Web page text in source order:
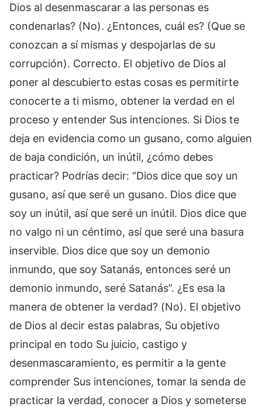
Dios al desenmascarar a las personas es
condenarlas? (No). ¿Entonces, cuál es? (Que se
conozcan a sí mismas y despojarlas de su
corrupción). Correcto. El objetivo de Dios al
poner al descubierto estas cosas es permitirte
conocerte a ti mismo, obtener la verdad en el
proceso y entender Sus intenciones. Si Dios te
deja en evidencia como un gusano, como alguien
de baja condición, un inútil, ¿cómo debes
practicar? Podrías decir: “Dios dice que soy un
gusano, así que seré un gusano. Dios dice que
soy un inútil, así que seré un inútil. Dios dice que
no valgo ni un céntimo, así que seré una basura
inservible. Dios dice que soy un demonio
inmundo, que soy Satanás, entonces seré un
demonio inmundo, seré Satanás”. ¿Es esa la
manera de obtener la verdad? (No). El objetivo
de Dios al decir estas palabras, Su objetivo
principal en todo Su juicio, castigo y
desenmascaramiento, es permitir a la gente
comprender Sus intenciones, tomar la senda de
practicar la verdad, conocer a Dios y someterse